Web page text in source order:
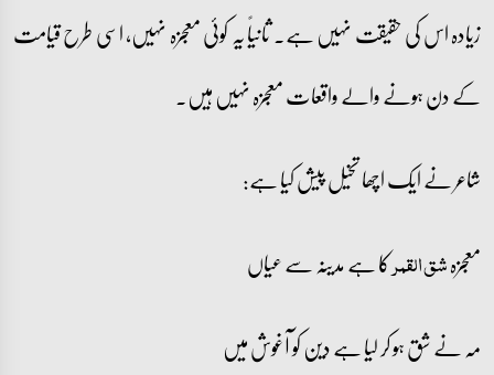
زیادہ اس کی حقیقت نہیں ہے۔ ثانیاً یہ کوئی معجزہ نہیں، اسی طرح قیامت
کے دن ہونے والے واقعات معجزہ نہیں ہیں۔
شاعر نے ایک اچھا تخیل پیش کیا ہے:
معجزہشق القمرکا ہے مدینہ سے عیاں
مہ نے شق ہو کر لیا ہے دین کو آغوش میں